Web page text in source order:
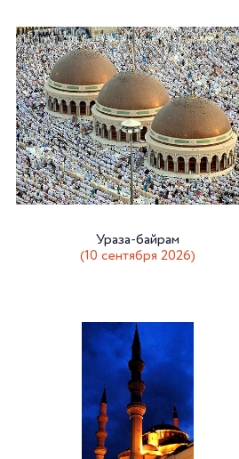
Ураза-байрам
(10 сентября 2026)